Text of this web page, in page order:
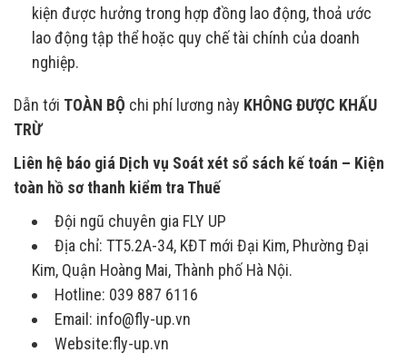
kiện được hưởng trong hợp đồng lao động, thoả ước
lao động tập thể hoặc quy chế tài chính của doanh
nghiệp.
Dẫn tới TOÀN BỘ chi phí lương này KHÔNG ĐƯỢC KHẤU
TRỪ
Liên hệ báo giá Dịch vụ Soát xét sổ sách kế toán – Kiện
toàn hồ sơ thanh kiểm tra Thuế
Đội ngũ chuyên gia FLY UP
Địa chỉ: TT5.2A-34, KĐT mới Đại Kim, Phường Đại
Kim, Quận Hoàng Mai, Thành phố Hà Nội.
Hotline: 039 887 6116
Email: info@fly-up.vn
Website:fly-up.vn